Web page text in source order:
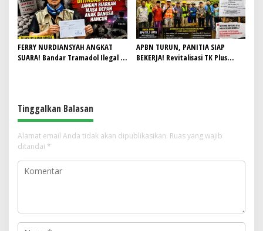
FERRY NURDIANSYAH ANGKAT
SUARA! Bandar Tramadol Ilegal di
APBN TURUN, PANITIA SIAP
BEKERJA! Revitalisasi TK Plus
Tinggalkan Balasan
Alamat email Anda tidak akan dipublikasikan. Ruas yang wajib
ditandai *